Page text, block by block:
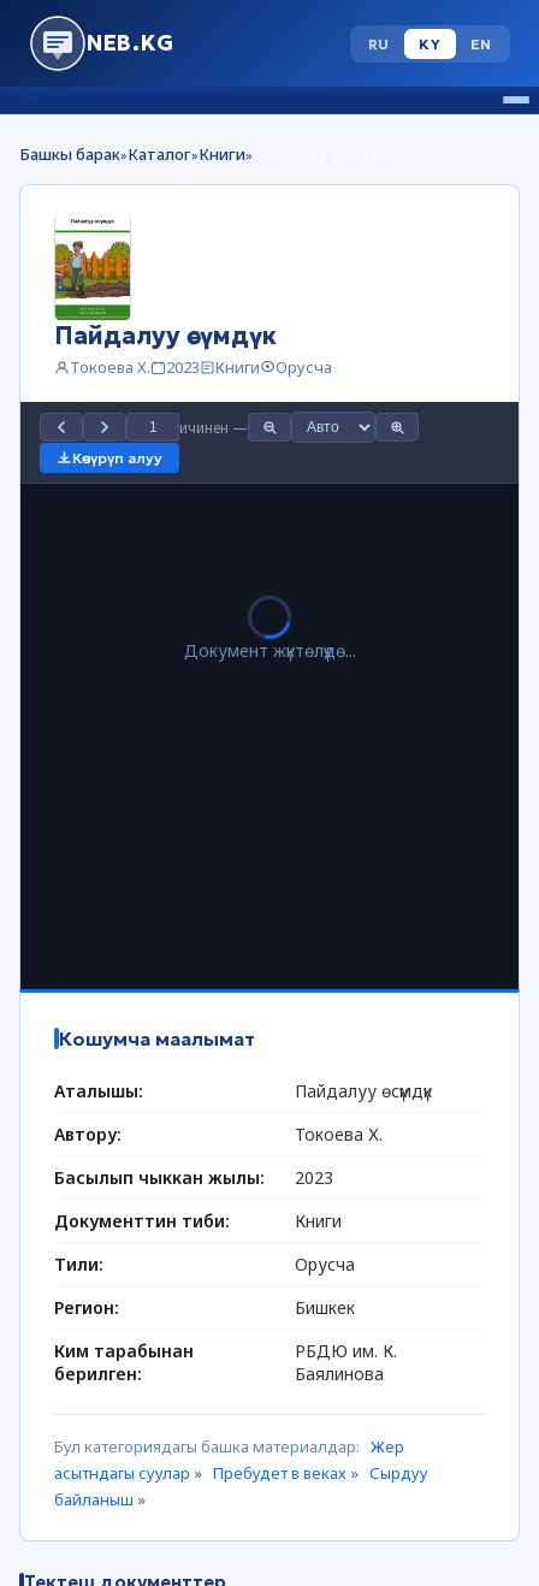
NEB.KG RU KY EN
Башкы барак»Каталог»Книги»
Пайдалуу өсүмдүк
Токоева Х. 2023 Книги Орусча
ичинен —
Көчүрүп алуу
Документ жүктөлүүдө...
Кошумча маалымат
Аталышы:
Пайдалуу өсүмдүк
Автору:
Токоева Х.
Басылып чыккан жылы:
2023
Документтин тиби:
Книги
Тили:
Орусча
Регион:
Бишкек
Ким тарабынан
берилген:
РБДЮ им. К.
Баялинова
Бул категориядагы башка материалдар: Жер
асытндагы суулар » Пребудет в веках » Сырдуу
байланыш »